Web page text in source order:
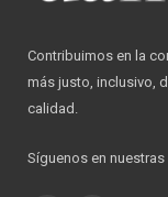
Contribuimos en la
más justo, inclusivo,
calidad.
Síguenos en